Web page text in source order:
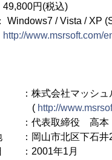
円(税込)
/ Vista / XP
http://www.msrsoft.com/
式会社マッシュル
http://
代表取締役 高本
：岡山市北区下石井
：2001年1月